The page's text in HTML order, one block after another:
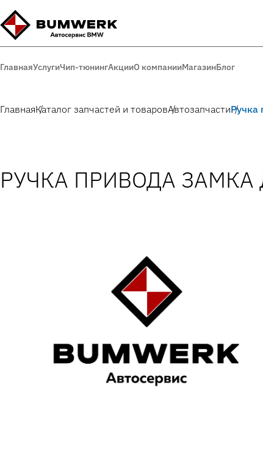
ГлавнаяУслугиЧип-тюнингАкцииО компанииМагазинБлог
ГлавнаяКаталог запчастей и товаровАвтозапчастиРучка
РУЧКА ПРИВОДА ЗАМКА